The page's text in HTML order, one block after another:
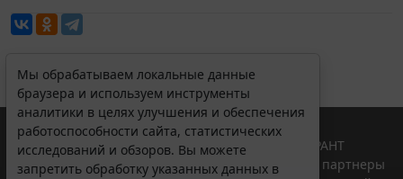
Мы обрабатываем локальные данные
браузера и используем инструменты
аналитики в целях улучшения и обеспечения
работоспособности сайта, статистических
исследований и обзоров. Вы можете
запретить обработку указанных данных в
© ООО "НПП "ГАРАНТ-СЕРВИС", 2026. Система ГАРАНТ
выпускается с 1990 года. Компания "Гарант" и ее партнеры